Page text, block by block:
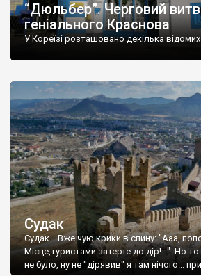
“Дюльбер”. Черговий
геніального Краснова
У Кореїзі розташовано декілька
Судак
Судак... Вже чую крики в спину: "Ааа,
Місце,туристами затерте до дір!..." Но
не було, ну не "дірявив" я там нічого...